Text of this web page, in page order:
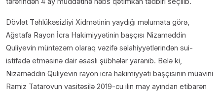
Dövlət Təhlükəsizliyi Xidmətinin yaydığı məlumata görə,
Ağstafa Rayon İcra Hakimiyyətinin başçısı Nizaməddin
Quliyevin müntəzəm olaraq vəzifə səlahiyyətlərindən sui-
istifadə etməsinə dair əsaslı şübhələr yaranıb. Belə ki,
Nizaməddin Quliyevin rayon icra hakimiyyəti başçısının müavini
Ramiz Tatarovun vasitəsilə 2019-cu ilin may ayından etibarən